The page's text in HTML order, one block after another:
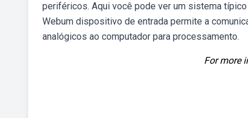
periféricos. Aqui você pode ver um sistema
Webum dispositivo de entrada permite a
analógicos ao computador para processamento.
For more